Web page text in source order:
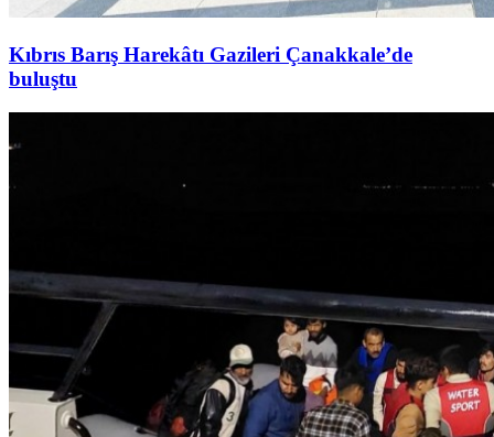
Kıbrıs Barış Harekâtı Gazileri Çanakkale’de
buluştu